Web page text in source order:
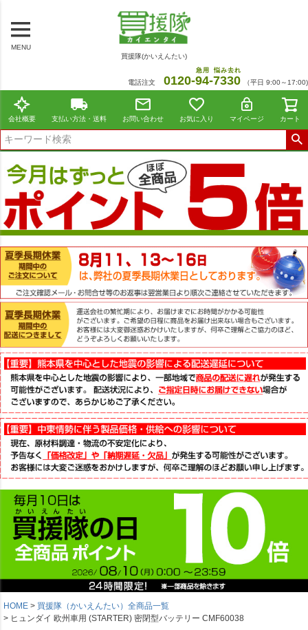
MENU
買援隊(かいえんたい)
電話注文 0120-94
急用
-7330
悩み去れ
（平日 9:00～17:00)
会社概要 支払い方法・送料 お問い合わせ お気に入り マイページ カート
HOME
買援隊（かいえんたい）全商品一覧
ヒュンダイ 欧州車用 (STARTER) 密閉型バッテリー CMF60038